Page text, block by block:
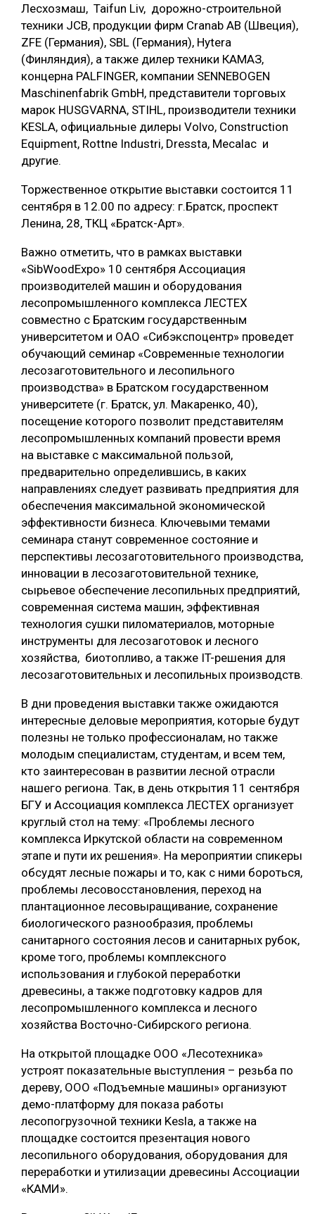
Лесхозмаш, Taifun Liv, дорожно-строительной
техники JCB, продукции фирм Cranab AB (Швеция),
ZFE (Германия), SBL (Германия), Hytera
(Финляндия), а также дилер техники КАМАЗ,
концерна PALFINGER, компании SENNEBOGEN
Maschinenfabrik GmbH, представители торговых
марок HUSGVARNA, STIHL, производители техники
KESLA, официальные дилеры Volvo, Construction
Equipment, Rottne Industri, Dressta, Mecalac и
другие.
Торжественное открытие выставки состоится 11
сентября в 12.00 по адресу: г.Братск, проспект
Ленина, 28, ТКЦ «Братск-Арт».
Важно отметить, что в рамках выставки
«SibWoodExpo» 10 сентября Ассоциация
производителей машин и оборудования
лесопромышленного комплекса ЛЕСТЕХ
совместно с Братским государственным
университетом и ОАО «Сибэкспоцентр» проведет
обучающий семинар «Современные технологии
лесозаготовительного и лесопильного
производства» в Братском государственном
университете (г. Братск, ул. Макаренко, 40),
посещение которого позволит представителям
лесопромышленных компаний провести время
на выставке с максимальной пользой,
предварительно определившись, в каких
направлениях следует развивать предприятия для
обеспечения максимальной экономической
эффективности бизнеса. Ключевыми темами
семинара станут современное состояние и
перспективы лесозаготовительного производства,
инновации в лесозаготовительной технике,
сырьевое обеспечение лесопильных предприятий,
современная система машин, эффективная
технология сушки пиломатериалов, моторные
инструменты для лесозаготовок и лесного
хозяйства, биотопливо, а также IT-решения для
лесозаготовительных и лесопильных производств.
В дни проведения выставки также ожидаются
интересные деловые мероприятия, которые будут
полезны не только профессионалам, но также
молодым специалистам, студентам, и всем тем,
кто заинтересован в развитии лесной отрасли
нашего региона. Так, в день открытия 11 сентября
БГУ и Ассоциация комплекса ЛЕСТЕХ организует
круглый стол на тему: «Проблемы лесного
комплекса Иркутской области на современном
этапе и пути их решения». На мероприятии спикеры
обсудят лесные пожары и то, как с ними бороться,
проблемы лесовосстановления, переход на
плантационное лесовыращивание, сохранение
биологического разнообразия, проблемы
санитарного состояния лесов и санитарных рубок,
кроме того, проблемы комплексного
использования и глубокой переработки
древесины, а также подготовку кадров для
лесопромышленного комплекса и лесного
хозяйства Восточно-Сибирского региона.
На открытой площадке ООО «Лесотехника»
устроят показательные выступления – резьба по
дереву, ООО «Подъемные машины» организуют
демо-платформу для показа работы
лесопогрузочной техники Kesla, а также на
площадке состоится презентация нового
лесопильного оборудования, оборудования для
переработки и утилизации древесины Ассоциации
«КАМИ».